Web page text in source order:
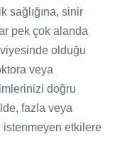
sağlığına, sinir
pek çok alanda
olduğu
veya
doğru
fazla veya
istenmeyen etkilere